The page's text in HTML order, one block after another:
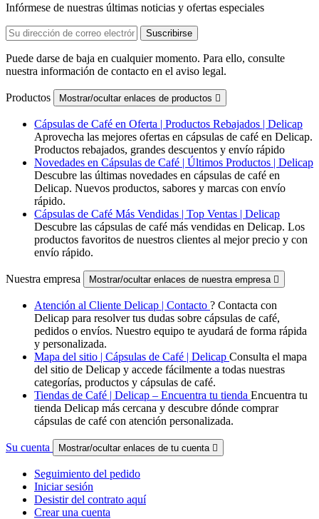
Infórmese de nuestras últimas noticias y ofertas especiales
Puede darse de baja en cualquier momento. Para ello, consulte
nuestra información de contacto en el aviso legal.
Productos Mostrar/ocultar enlaces de productos 
Cápsulas de Café en Oferta | Productos Rebajados | Delicap
Aprovecha las mejores ofertas en cápsulas de café en Delicap.
Productos rebajados, grandes descuentos y envío rápido
Novedades en Cápsulas de Café | Últimos Productos | Delicap
Descubre las últimas novedades en cápsulas de café en
Delicap. Nuevos productos, sabores y marcas con envío
rápido.
Cápsulas de Café Más Vendidas | Top Ventas | Delicap
Descubre las cápsulas de café más vendidas en Delicap. Los
productos favoritos de nuestros clientes al mejor precio y con
envío rápido.
Nuestra empresa Mostrar/ocultar enlaces de nuestra empresa 
Atención al Cliente Delicap | Contacto ? Contacta con
Delicap para resolver tus dudas sobre cápsulas de café,
pedidos o envíos. Nuestro equipo te ayudará de forma rápida
y personalizada.
Mapa del sitio | Cápsulas de Café | Delicap Consulta el mapa
del sitio de Delicap y accede fácilmente a todas nuestras
categorías, productos y cápsulas de café.
Tiendas de Café | Delicap – Encuentra tu tienda Encuentra tu
tienda Delicap más cercana y descubre dónde comprar
cápsulas de café con atención personalizada.
Su cuenta Mostrar/ocultar enlaces de tu cuenta 
Seguimiento del pedido
Iniciar sesión
Desistir del contrato aquí
Crear una cuenta